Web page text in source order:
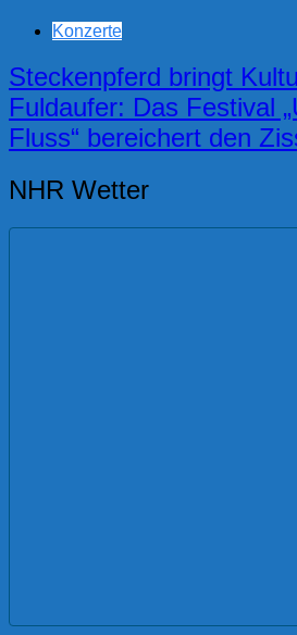
Konzerte
Steckenpferd bringt
Fuldaufer: Das Festival
Fluss“ bereichert den
NHR Wetter